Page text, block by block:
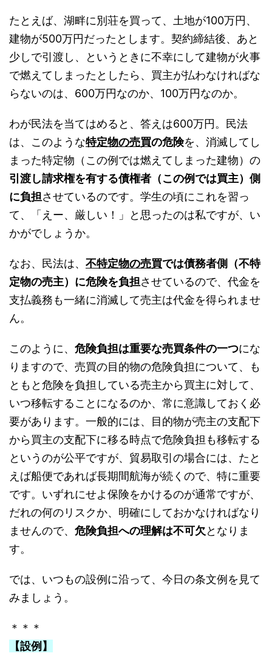
たとえば、湖畔に別荘を買って、土地が100万円、
建物が500万円だったとします。契約締結後、あと
少しで引渡し、というときに不幸にして建物が火事
で燃えてしまったとしたら、買主が払わなければな
らないのは、600万円なのか、100万円なのか。
わが民法を当てはめると、答えは600万円。民法
は、このような特定物の売買の危険を、消滅してし
まった特定物（この例では燃えてしまった建物）の
引渡し請求権を有する債権者（この例では買主）側
に負担させているのです。学生の頃にこれを習っ
て、「えー、厳しい！」と思ったのは私ですが、い
かがでしょうか。
なお、民法は、 不特定物の売買では債務者側（不特
定物の売主）に危険を負担させているので、代金を
支払義務も一緒に消滅して売主は代金を得られませ
ん。
このように、 危険負担は重要な売買条件の一つにな
りますので、売買の目的物の危険負担について、も
ともと危険を負担している売主から買主に対して、
いつ移転することになるのか、常に意識しておく必
要があります。一般的には、目的物が売主の支配下
から買主の支配下に移る時点で危険負担も移転する
というのが公平ですが、貿易取引の場合には、たと
えば船便であれば長期間航海が続くので、特に重要
です。いずれにせよ保険をかけるのが通常ですが、
だれの何のリスクか、明確にしておかなければなり
ませんので、 危険負担への理解は不可欠となりま
す。
では、いつもの設例に沿って、今日の条文例を見て
みましょう。
＊＊＊
【設例】